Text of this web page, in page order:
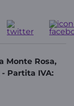
Monte Rosa,
- Partita IVA: